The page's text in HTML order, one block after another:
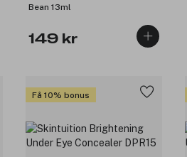
Bean 13ml
149 kr
Få 10% bonus